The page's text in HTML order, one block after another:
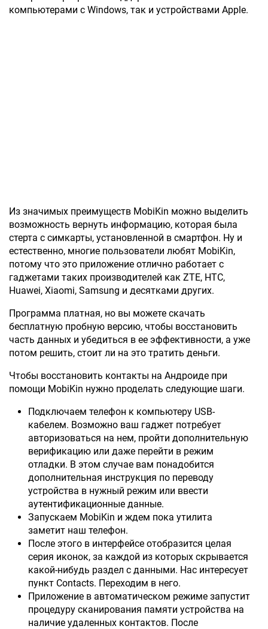
компьютерами с Windows, так и устройствами Apple.
Из значимых преимуществ MobiKin можно выделить
возможность вернуть информацию, которая была
стерта с симкарты, установленной в смартфон. Ну и
естественно, многие пользователи любят MobiKin,
потому что это приложение отлично работает с
гаджетами таких производителей как ZTE, HTC,
Huawei, Xiaomi, Samsung и десятками других.
Программа платная, но вы можете скачать
бесплатную пробную версию, чтобы восстановить
часть данных и убедиться в ее эффективности, а уже
потом решить, стоит ли на это тратить деньги.
Чтобы восстановить контакты на Андроиде при
помощи MobiKin нужно проделать следующие шаги.
Подключаем телефон к компьютеру USB-
кабелем. Возможно ваш гаджет потребует
авторизоваться на нем, пройти дополнительную
верификацию или даже перейти в режим
отладки. В этом случае вам понадобится
дополнительная инструкция по переводу
устройства в нужный режим или ввести
аутентификационные данные.
Запускаем MobiKin и ждем пока утилита
заметит наш телефон.
После этого в интерфейсе отобразится целая
серия иконок, за каждой из которых скрывается
какой-нибудь раздел с данными. Нас интересует
пункт Contacts. Переходим в него.
Приложение в автоматическом режиме запустит
процедуру сканирования памяти устройства на
наличие удаленных контактов. После